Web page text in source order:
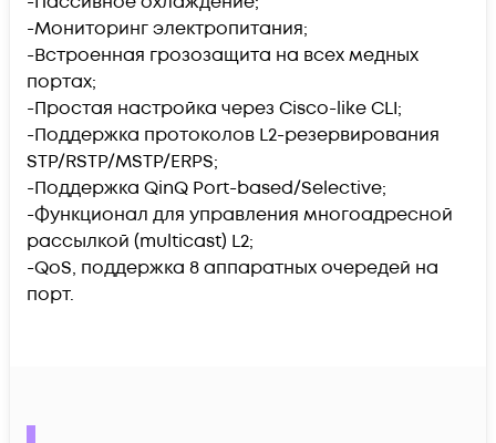
-Мониторинг электропитания;
-Встроенная грозозащита на всех медных
портах;
-Простая настройка через Cisco-like CLI;
-Поддержка протоколов L2-резервирования
STP/RSTP/MSTP/ERPS;
-Поддержка QinQ Port-based/Selective;
-Функционал для управления многоадресной
рассылкой (multicast) L2;
-QoS, поддержка 8 аппаратных очередей на
порт.